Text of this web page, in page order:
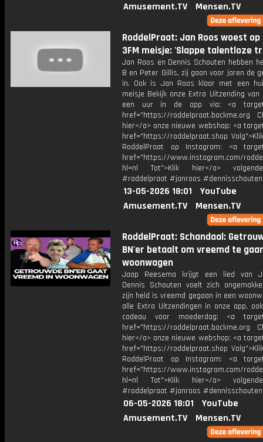
Amusement.TV
Mensen.TV
RoddelPraat: Jan Roos woest
3FM meisje: 'Slappe talentloze
Jan Roos en Dennis Schouten hebben
B en Peter Gillis, zij gaan voor jaren de
in. Ook is Jan Roos klaar met een
meisje Bekijk onze Extra Uitzending van
een uur in de app via: <a
href="https://roddelpraat.backme.org
hier</a> onze nieuwe webshop: <a
href="https://roddelpraat.shop
RoddelPraat op Instagram: <a
href="https://www.instagram.com/
hl=nl Tot">Klik hier</a>
#roddelpraat #janroos #dennisschouten
13-05-2026 18:01
YouTube
Amusement.TV
Mensen.TV
RoddelPraat: Schandaal:
BN'er betaalt om vreemd te
woonwagen
Jaap Reesema krijgt een lied van
Dennis Schouten voelt zich
zijn held is vreemd gegaan in een
alle Extra Uitzendingen in onze app,
cadeau voor moederdag: <a
href="https://roddelpraat.backme.org
hier</a> onze nieuwe webshop: <a
href="https://roddelpraat.shop
RoddelPraat op Instagram: <a
href="https://www.instagram.com/
hl=nl Tot">Klik hier</a>
#roddelpraat #janroos #dennisschouten
06-05-2026 18:01
YouTube
Amusement.TV
Mensen.TV